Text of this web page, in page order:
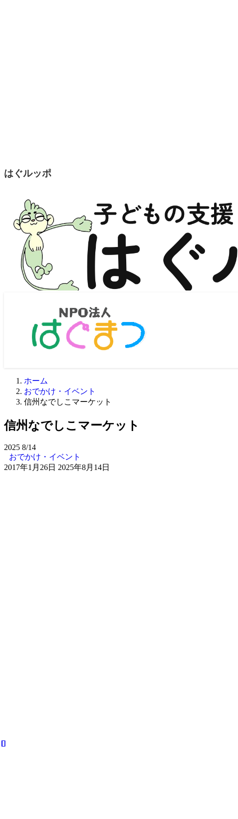
はぐルッポ
ホーム
おでかけ・イベント
信州なでしこマーケット
信州なでしこマーケット
2025 8/14
おでかけ・イベント
2017年1月26日 2025年8月14日